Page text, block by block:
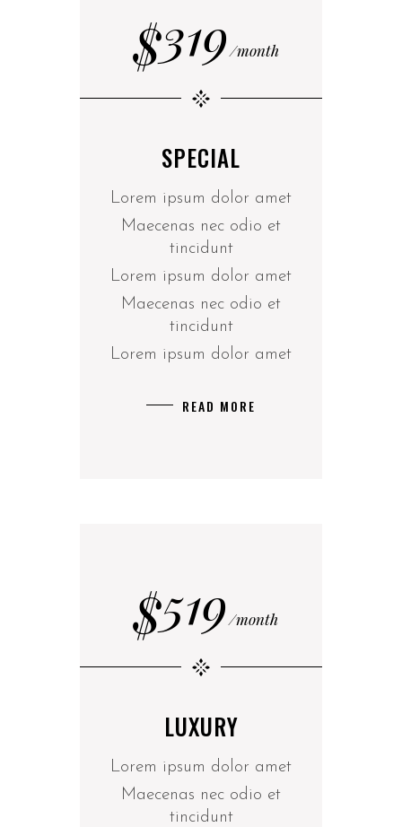
$319 month
SPECIAL
Lorem ipsum dolor amet
Maecenas nec odio et
tincidunt
Lorem ipsum dolor amet
Maecenas nec odio et
tincidunt
Lorem ipsum dolor amet
READ MORE
$519 month
LUXURY
Lorem ipsum dolor amet
Maecenas nec odio et
tincidunt